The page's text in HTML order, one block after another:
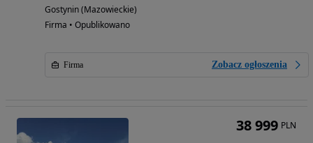
Gostynin (Mazowieckie)
Firma • Opublikowano
Firma Zobacz ogłoszenia
38 999 PLN